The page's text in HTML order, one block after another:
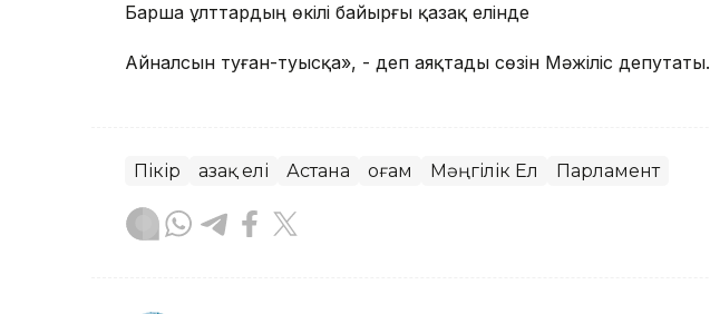
Барша ұлттардың өкілі байырғы қазақ елінде
Айналсын туған-туысқа», - деп аяқтады сөзін Мәжіліс депутаты.
Пікір Қазақ елі Астана Қоғам Мәңгілік Ел Парламент